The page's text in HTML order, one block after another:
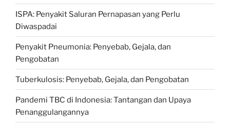
ISPA: Penyakit Saluran Pernapasan yang Perlu
Diwaspadai
Penyakit Pneumonia: Penyebab, Gejala, dan
Pengobatan
Tuberkulosis: Penyebab, Gejala, dan Pengobatan
Pandemi TBC di Indonesia: Tantangan dan Upaya
Penanggulangannya